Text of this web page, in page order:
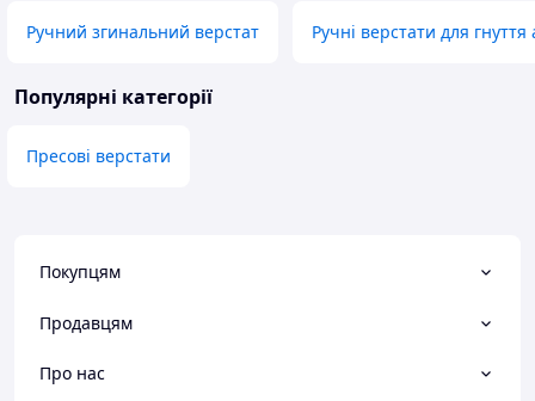
Ручний згинальний верстат Ручні верстати для
Популярні категорії
Пресові верстати
Покупцям
Продавцям
Про нас